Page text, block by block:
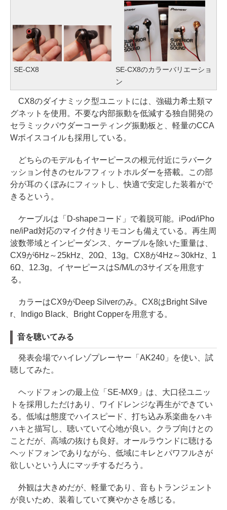
SE-CX8
SE-CX8のカラーバリエーショ
ン
CX8のダイナミック型ユニットには、強磁力希土類マ
グネットを使用。不要な内部振動を低減する独自開発の
セラミックパウダーコーティング振動板と、軽量のCCA
Wボイスコイルも採用している。
どちらのモデルもイヤーピースの根元付近にラバーク
ッション付きのセルフフィットホルダーを搭載。この部
分が耳のくぼみにフィットし、快適で安定した装着がで
きるという。
ケーブルは「D-shapeコード」で着脱可能。iPod/iPho
ne/iPad対応のマイク付きリモコンも備えている。再生周
波数帯域とインピーダンス、ケーブルを除いた重量は、
CX9が6Hz～25kHz、20Ω、13g。CX8が4Hz～30kHz、1
6Ω、12.3g。イヤーピースはS/M/Lの3サイズを用意す
る。
カラーはCX9がDeep Silverのみ。CX8はBright Silve
r、Indigo Black、Bright Copperを用意する。
音を聴いてみる
発表会場でハイレゾプレーヤー「AK240」を使い、試
聴してみた。
ヘッドフォンの最上位「SE-MX9」は、大口径ユニッ
トを採用しただけあり、ワイドレンジな再生ができてい
る。低域は態度でハイスピード、打ち込み系楽曲をハキ
ハキと描写し、聴いていて心地が良い。クラブ向けとの
ことだが、高域の抜けも良好。オールラウンドに聴ける
ヘッドフォンでありながら、低域にキレとパワフルさが
欲しいという人にマッチするだろう。
外観は大きめだが、軽量であり、音もトランジェント
が良いため、装着していて爽やかさを感じる。